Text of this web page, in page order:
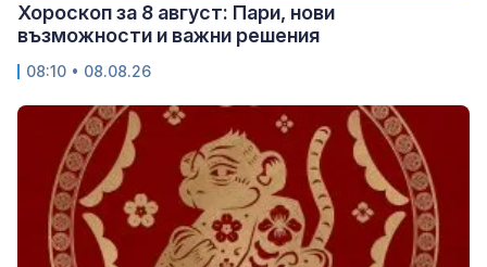
Хороскоп за 8 август: Пари, нови
възможности и важни решения
08:10 • 08.08.26